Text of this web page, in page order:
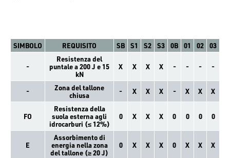
SIMBOLO REQUISITO SB S1 S2 S3 0B 01 02 03
-
Resistenza del
puntale a 200 J e 15
kN
X X X X - - - -
-
Zona del tallone
chiusa
- X X X - X X X
FO
Resistenza della
suola esterna agli
idrocarburi (≤ 12%)
0 X X X 0 0 0 0
E
Assorbimento di
energia nella zona
del tallone (≥ 20 J)
0 X X X 0 X X X